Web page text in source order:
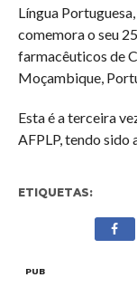
Língua
comemora o seu
farmacêuticos de
Moçambique,
Esta é a terceira
AFPLP, tendo sido
ETIQUETAS:
PUB